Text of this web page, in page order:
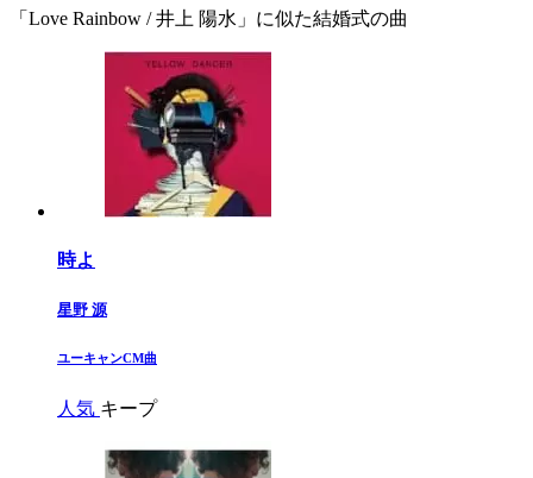
「Love Rainbow / 井上 陽水」に似た結婚式の曲
時よ
星野 源
​ユーキャンCM曲​
人気 キープ